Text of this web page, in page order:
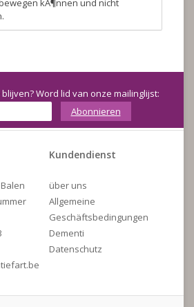
kÃ¶nnen und nicht
Word lid van onze mailinglijst:
Abonnieren
Kundendienst
über uns
Allgemeine
Geschäftsbedingungen
Dementi
Datenschutz